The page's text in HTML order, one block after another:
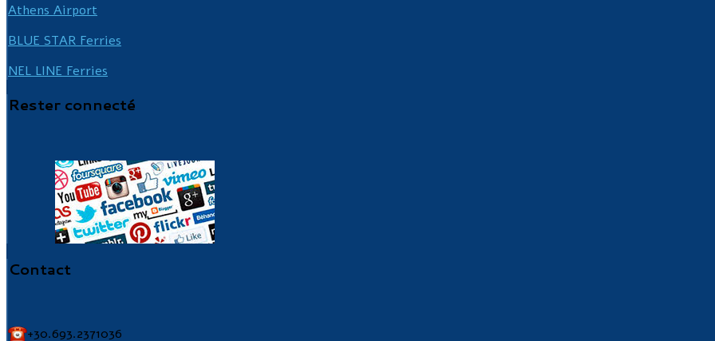
Athens Airport
BLUE STAR Ferries
NEL LINE Ferries
Rester connecté
Contact
+30.693.2371036